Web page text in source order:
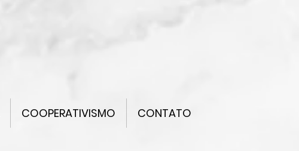
COOPERATIVISMO CONTATO